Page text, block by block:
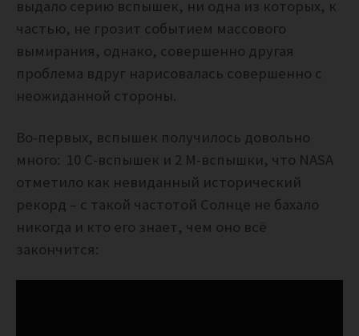
выдало серию вспышек, ни одна из которых, к
частью, не грозит событием массового
вымирания, однако, совершенно другая
проблема вдруг нарисовалась совершенно с
неожиданной стороны.
Во-первых, вспышек получилось довольно
много: 10 C-вспышек и 2 M-вспышки, что NASA
отметило как невиданный исторический
рекорд – с такой частотой Солнце не бахало
никогда и кто его знает, чем оно всё
закончится: